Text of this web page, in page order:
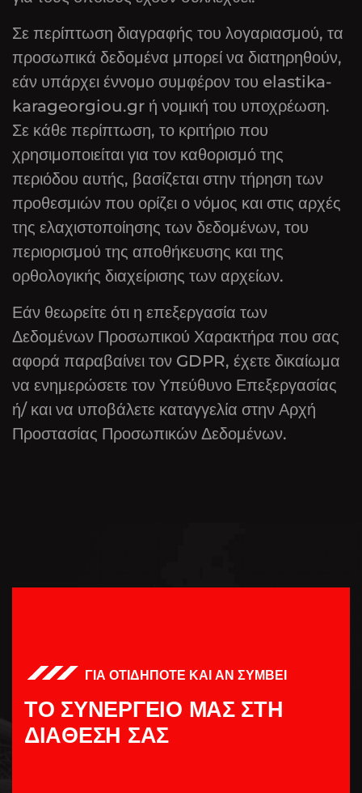
Σε περίπτωση διαγραφής του λογαριασμού, τα
προσωπικά δεδομένα μπορεί να διατηρηθούν,
εάν υπάρχει έννομο συμφέρον του elastika-
karageorgiou.gr ή νομική του υποχρέωση.
Σε κάθε περίπτωση, το κριτήριο που
χρησιμοποιείται για τον καθορισμό της
περιόδου αυτής, βασίζεται στην τήρηση των
προθεσμιών που ορίζει ο νόμος και στις αρχές
της ελαχιστοποίησης των δεδομένων, του
περιορισμού της αποθήκευσης και της
ορθολογικής διαχείρισης των αρχείων.
Εάν θεωρείτε ότι η επεξεργασία των
Δεδομένων Προσωπικού Χαρακτήρα που σας
αφορά παραβαίνει τον GDPR, έχετε δικαίωμα
να ενημερώσετε τον Υπεύθυνο Επεξεργασίας
ή/ και να υποβάλετε καταγγελία στην Αρχή
Προστασίας Προσωπικών Δεδομένων.
ΓΙΑ ΟΤΙΔΗΠΟΤΕ ΚΑΙ ΑΝ ΣΥΜΒΕΙ
ΤΟ ΣΥΝΕΡΓΕΙΟ ΜΑΣ ΣΤΗ
ΔΙΑΘΕΣΗ ΣΑΣ